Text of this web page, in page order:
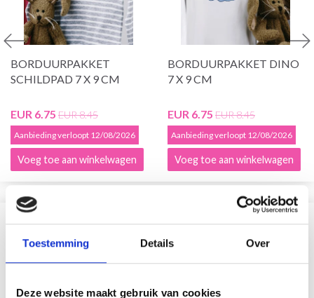
Toestemming Details Over
Deze website maakt gebruik van cookies
BORDUURPAKKET
SCHILDPAD 7 X 9 CM
EUR 6.75 EUR 8.45
Aanbieding verloopt 12/08/2026
Voeg toe aan winkelwagen
BORDUURPAKKET DINO
7 X 9 CM
EUR 6.75 EUR 8.45
Aanbieding verloopt 12/08/2026
Voeg toe aan winkelwagen
VERGELIJKBAAR MET DIT
19% korting